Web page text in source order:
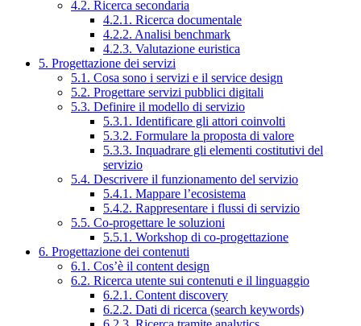
4.2. Ricerca secondaria
4.2.1. Ricerca documentale
4.2.2. Analisi benchmark
4.2.3. Valutazione euristica
5. Progettazione dei servizi
5.1. Cosa sono i servizi e il service design
5.2. Progettare servizi pubblici digitali
5.3. Definire il modello di servizio
5.3.1. Identificare gli attori coinvolti
5.3.2. Formulare la proposta di valore
5.3.3. Inquadrare gli elementi costitutivi del
servizio
5.4. Descrivere il funzionamento del servizio
5.4.1. Mappare l’ecosistema
5.4.2. Rappresentare i flussi di servizio
5.5. Co-progettare le soluzioni
5.5.1. Workshop di co-progettazione
6. Progettazione dei contenuti
6.1. Cos’è il content design
6.2. Ricerca utente sui contenuti e il linguaggio
6.2.1. Content discovery
6.2.2. Dati di ricerca (search keywords)